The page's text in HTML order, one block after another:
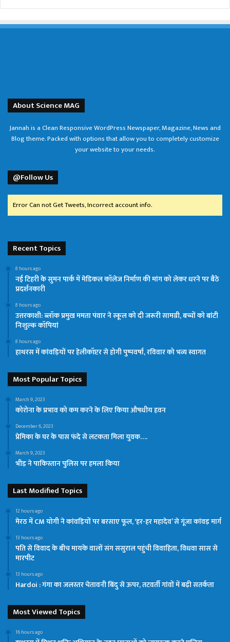
About Science MAG
Jannah is a Clean Responsive WordPress Newspaper, Magazine, News and
Blog theme. Packed with options that allow you to completely customize
your website to your needs.
@Follow Us
Error Can not Get Tweets, Incorrect account info.
Recent Topics
8 hours ago
नई टिहरी के सुमन पार्क में मेडिकल कॉलेज निर्माण की मांग को लेकर धरने पर बैठे
प्रदर्शनकारी
8 hours ago
उत्तरकाशी: ब्लॉक प्रमुख ममता पंवार ने स्कूल को दी जरूरी सामग्री, बच्चों को बांटी
निःशुल्क कॉपियां
8 hours ago
हाथरस में कांवड़ियों पर हेलीकॉप्टर से होगी पुष्पवर्षा, रविवार को भव्य स्वागत
Most Popular Topics
March 9, 2023
कोरोना के प्रभाव को कम करने के लिए किया औषधीय हवन
December 6, 2023
प्रेमिका के घर के पास फंदे से लटकता मिला युवक….
March 9, 2023
भीड़ ने पाकिस्तान पुलिस पर हमला किया
Last Modified Topics
12 hours ago
मेरठ में CM योगी ने कांवड़ियों पर बरसाए फूल, ‘हर-हर महादेव’ से गूंजा कांवड़ मार्ग
13 hours ago
पति से विवाद के बीच मायके वालों संग ससुराल पहुंची विवाहिता, विधवा सास से
मारपीट
13 hours ago
Hardoi : गंगा का जलस्तर चेतावनी बिंदु से ऊपर, तटवर्ती गांवों में बढ़ी सतर्कता
Most Viewed Topics
16 hours ago